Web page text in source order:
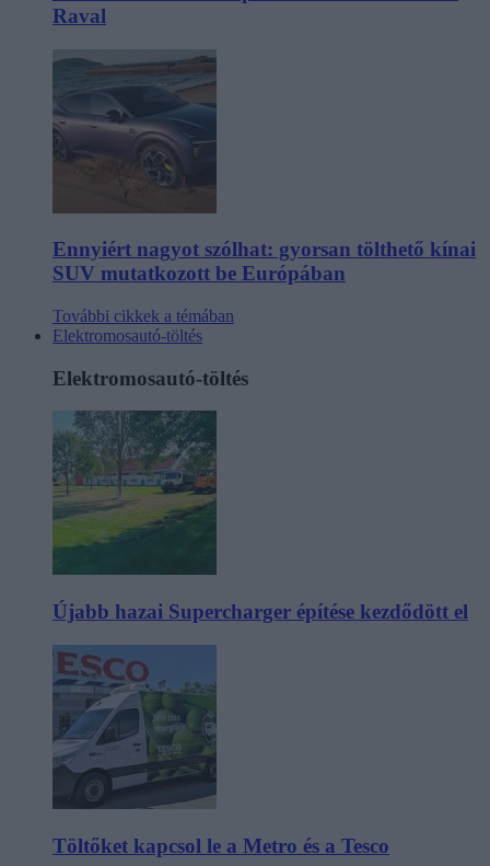
Raval
Ennyiért nagyot szólhat: gyorsan tölthető kínai
SUV mutatkozott be Európában
További cikkek a témában
Elektromosautó-töltés
Elektromosautó-töltés
Újabb hazai Supercharger építése kezdődött el
Töltőket kapcsol le a Metro és a Tesco